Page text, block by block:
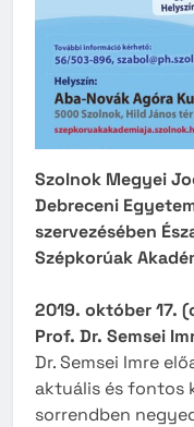
Szolnok Megyei
Debreceni
szervezésében
Szépkorúak
2019. október 17.
Prof. Dr. Semsei
Dr. Semsei Imre
aktuális és fontos
sorrendben